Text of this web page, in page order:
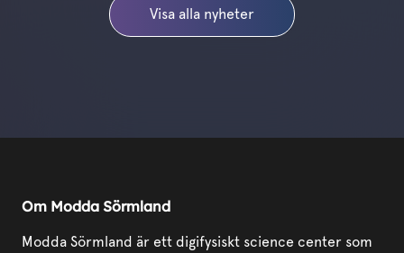
Visa alla nyheter
Om Modda Sörmland
Modda Sörmland är ett digifysiskt science center som